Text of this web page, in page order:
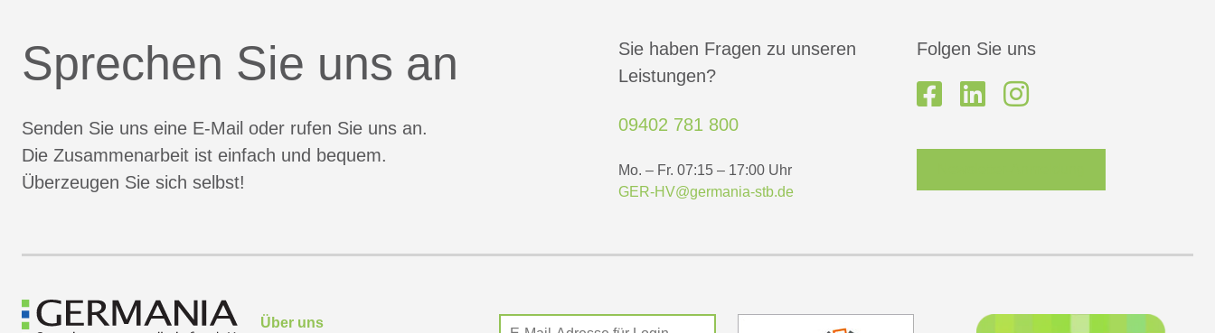
Sprechen Sie uns an
Senden Sie uns eine E-Mail oder rufen Sie uns an.
Die Zusammenarbeit ist einfach und bequem.
Überzeugen Sie sich selbst!
Sie haben Fragen zu unseren
Leistungen?
09402 781 800
Mo. – Fr. 07:15 – 17:00 Uhr
GER-HV@germania-stb.de
Folgen Sie uns
Über uns